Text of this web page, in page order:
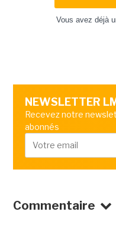
Vous avez déjà
NEWSLETTER LMI
Recevez notre
abonnés
Commentaire